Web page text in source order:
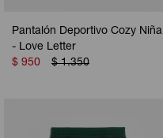
Pantalón Deportivo Cozy Niña
- Love Letter
$ 950 $ 1.350